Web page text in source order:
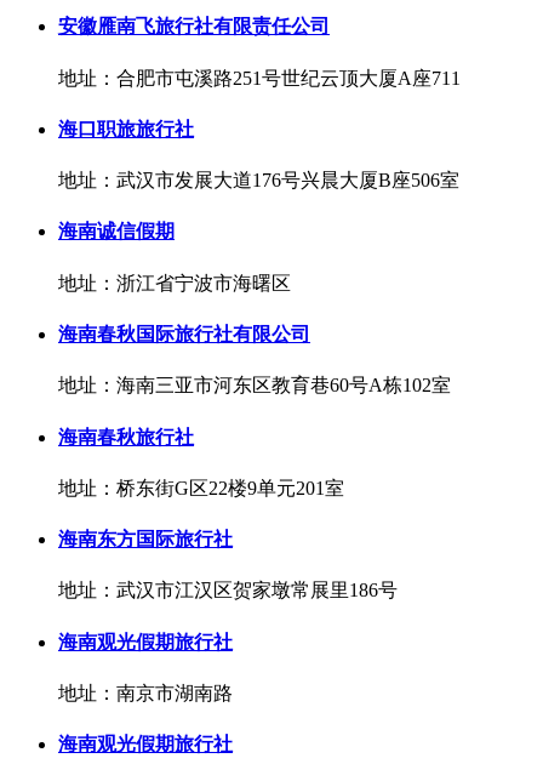
安徽雁南飞旅行社有限责任公司
地址：合肥市屯溪路251号世纪云顶大厦A座711
海口职旅旅行社
地址：武汉市发展大道176号兴晨大厦B座506室
海南诚信假期
地址：浙江省宁波市海曙区
海南春秋国际旅行社有限公司
地址：海南三亚市河东区教育巷60号A栋102室
海南春秋旅行社
地址：桥东街G区22楼9单元201室
海南东方国际旅行社
地址：武汉市江汉区贺家墩常展里186号
海南观光假期旅行社
地址：南京市湖南路
海南观光假期旅行社